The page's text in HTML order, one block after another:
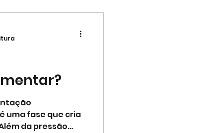
uma fase que cria
da pressão